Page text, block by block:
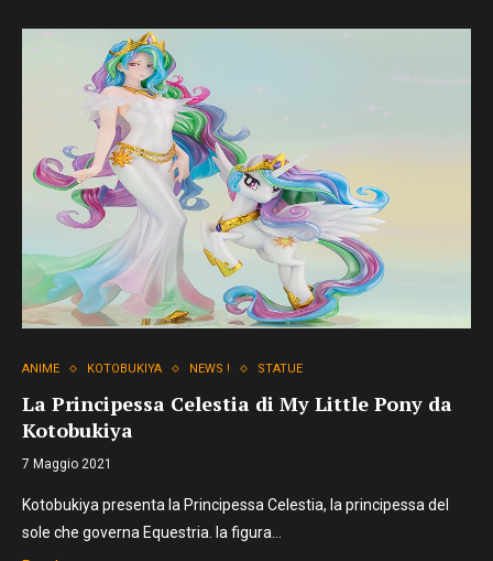
ANIME KOTOBUKIYA NEWS ! STATUE
La Principessa Celestia di My Little Pony da
Kotobukiya
7 Maggio 2021
Kotobukiya presenta la Principessa Celestia, la principessa del
sole che governa Equestria. la figura…